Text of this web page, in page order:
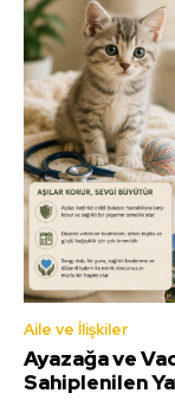
Aile ve İlişkiler
Ayazağa ve
Sahiplenilen